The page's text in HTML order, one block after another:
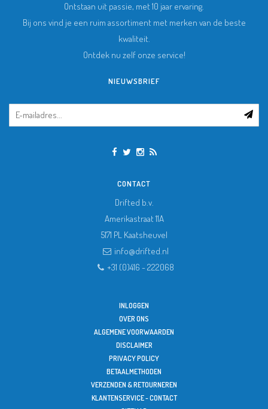
Ontstaan uit passie, met 10 jaar ervaring.
Bij ons vind je een ruim assortiment met merken van de beste
kwaliteit.
Ontdek nu zelf onze service!
NIEUWSBRIEF
CONTACT
Drifted b.v.
Amerikastraat 11A
5171 PL Kaatsheuvel
info@drifted.nl
+31 (0)416 - 222068
INLOGGEN
OVER ONS
ALGEMENE VOORWAARDEN
DISCLAIMER
PRIVACY POLICY
BETAALMETHODEN
VERZENDEN & RETOURNEREN
KLANTENSERVICE - CONTACT